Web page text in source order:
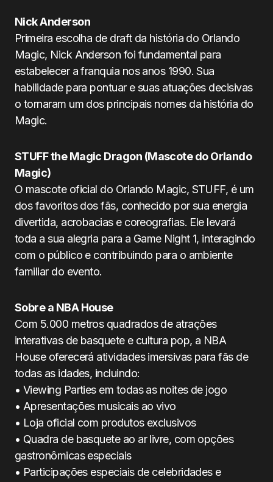
Nick Anderson
Primeira escolha de draft da história do Orlando
Magic, Nick Anderson foi fundamental para
estabelecer a franquia nos anos 1990. Sua
habilidade para pontuar e suas atuações decisivas
o tornaram um dos principais nomes da história do
Magic.
STUFF the Magic Dragon (Mascote do Orlando
Magic)
O mascote oficial do Orlando Magic, STUFF, é um
dos favoritos dos fãs, conhecido por sua energia
divertida, acrobacias e coreografias. Ele levará
toda a sua alegria para a Game Night 1, interagindo
com o público e contribuindo para o ambiente
familiar do evento.
Sobre a NBA House
Com 5.000 metros quadrados de atrações
interativas de basquete e cultura pop, a NBA
House oferecerá atividades imersivas para fãs de
todas as idades, incluindo:
• Viewing Parties em todas as noites de jogo
• Apresentações musicais ao vivo
• Loja oficial com produtos exclusivos
• Quadra de basquete ao ar livre, com opções
gastronômicas especiais
• Participações especiais de celebridades e